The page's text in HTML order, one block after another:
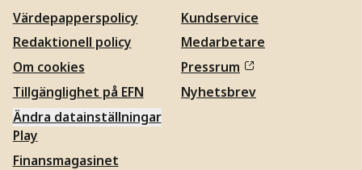
Värdepapperspolicy
Redaktionell policy
Om cookies
Tillgänglighet på EFN
Ändra datainställningar
Kundservice
Medarbetare
Pressrum
Nyhetsbrev
Play
Finansmagasinet